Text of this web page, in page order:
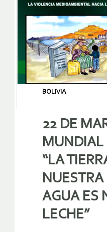
BOLIVIA
22 DE
MUNDIAL
“LA
AGUA ES
LECHE”